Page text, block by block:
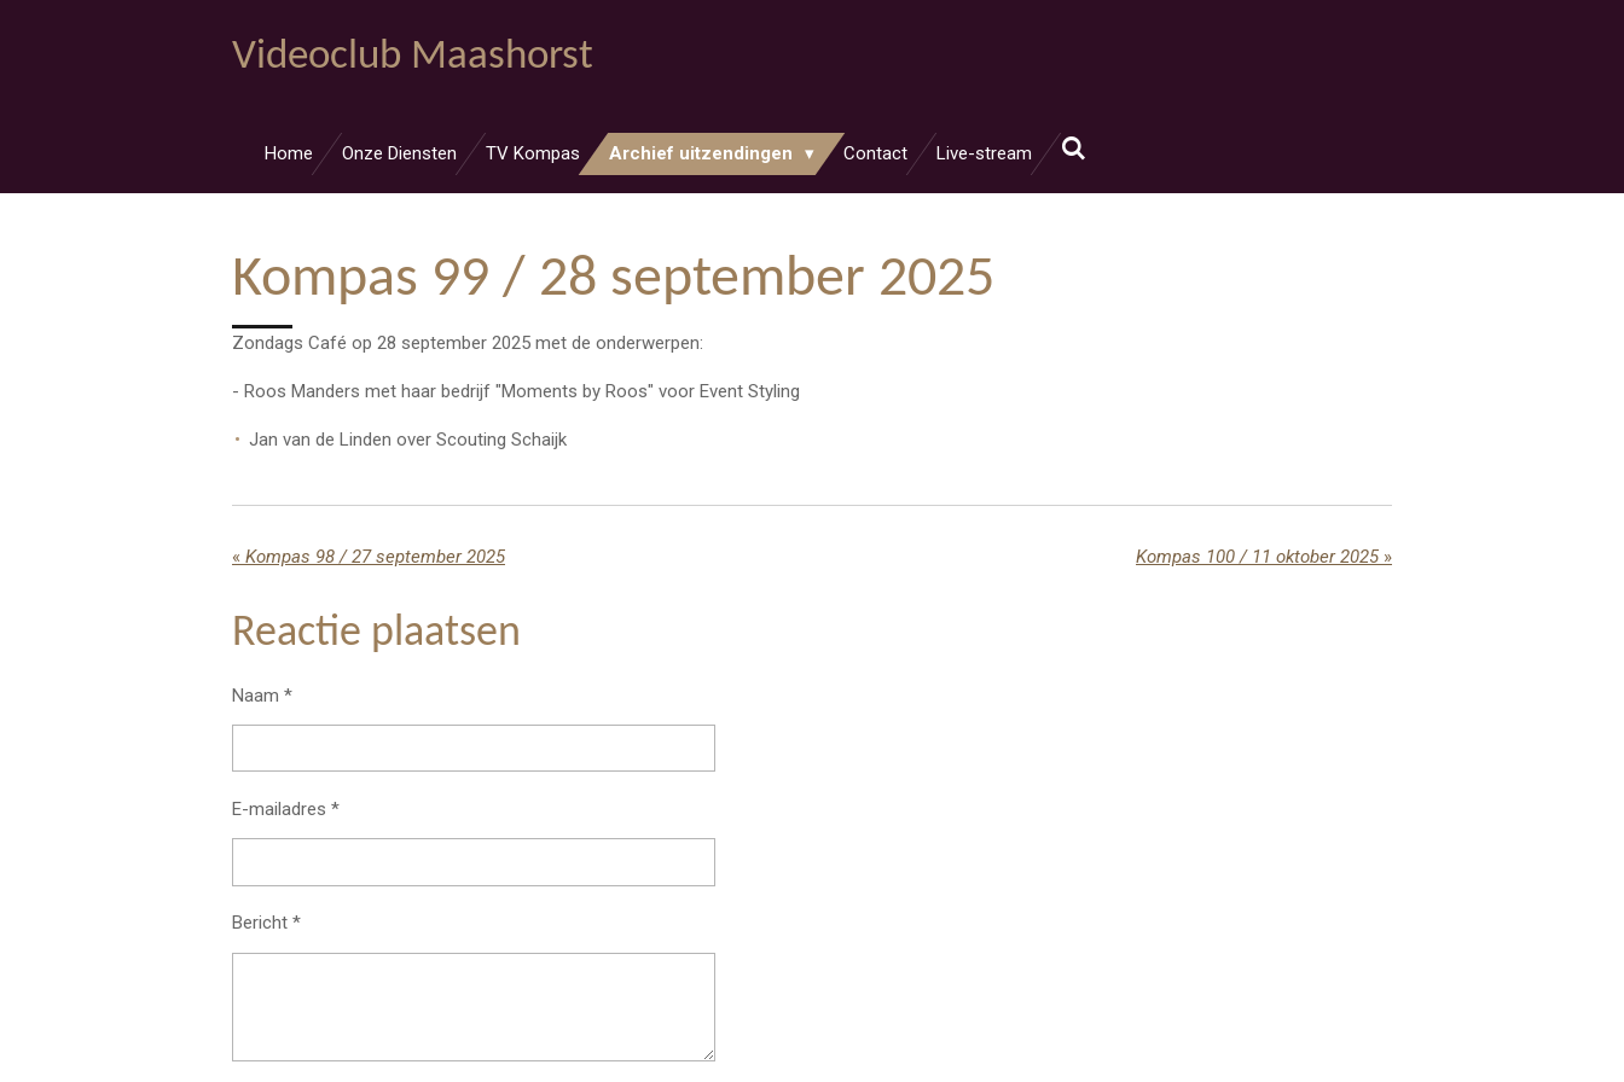
Videoclub Maashorst
Home Onze Diensten TV Kompas Archief uitzendingen Contact Live-stream
Kompas 99 / 28 september 2025
Zondags Café op 28 september 2025 met de onderwerpen:
- Roos Manders met haar bedrijf "Moments by Roos" voor Event Styling
Jan van de Linden over Scouting Schaijk
« Kompas 98 / 27 september 2025 Kompas 100 / 11 oktober 2025 »
Reactie plaatsen
Naam *
E-mailadres *
Bericht *